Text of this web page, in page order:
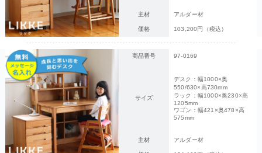
主材 アルダー材
価格 103,200円（税込）
商品番号 97-0169
サイズ
デスク：幅1000×奥
550/630×高730mm
ラック：幅1000×奥230×高
1205mm
ワゴン：幅421×奥478×高
575mm
主材 アルダー材